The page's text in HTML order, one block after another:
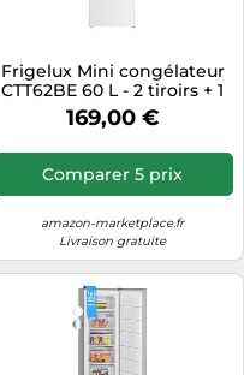
Frigelux Mini congélateur
CTT62BE 60 L - 2 tiroirs + 1
abattant - Classe E - porte
réversible - 40dB
169,00 €
Comparer 5 prix
amazon-marketplace.fr
Livraison gratuite